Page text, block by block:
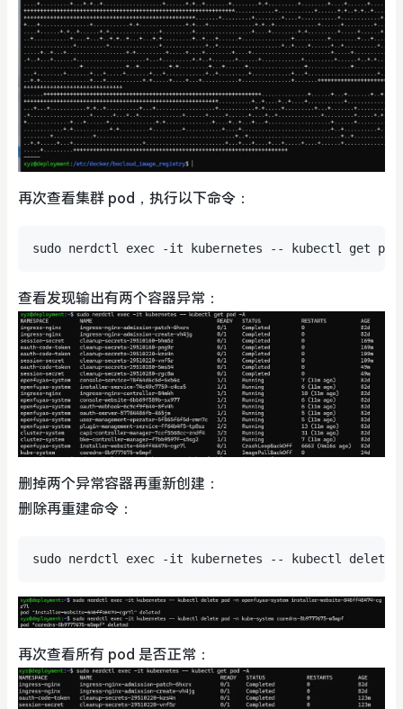
再次查看集群 pod，执行以下命令：
查看发现输出有两个容器异常：
删掉两个异常容器再重新创建：
删除再重建命令：
再次查看所有 pod 是否正常：